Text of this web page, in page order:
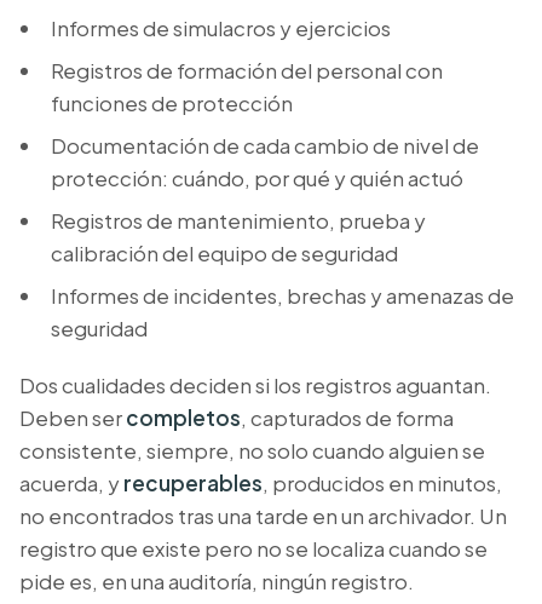
Informes de simulacros y ejercicios
Registros de formación del personal con
funciones de protección
Documentación de cada cambio de nivel de
protección: cuándo, por qué y quién actuó
Registros de mantenimiento, prueba y
calibración del equipo de seguridad
Informes de incidentes, brechas y amenazas de
seguridad
Dos cualidades deciden si los registros aguantan.
Deben sercompletos, capturados de forma
consistente, siempre, no solo cuando alguien se
acuerda, yrecuperables, producidos en minutos,
no encontrados tras una tarde en un archivador. Un
registro que existe pero no se localiza cuando se
pide es, en una auditoría, ningún registro.